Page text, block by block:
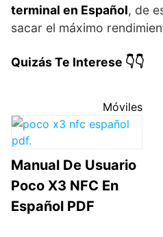
terminal en Español, de
sacar el máximo
Quizás Te Interese 👇👇
Móviles
Manual De Usuario
Poco X3 NFC En
Español PDF